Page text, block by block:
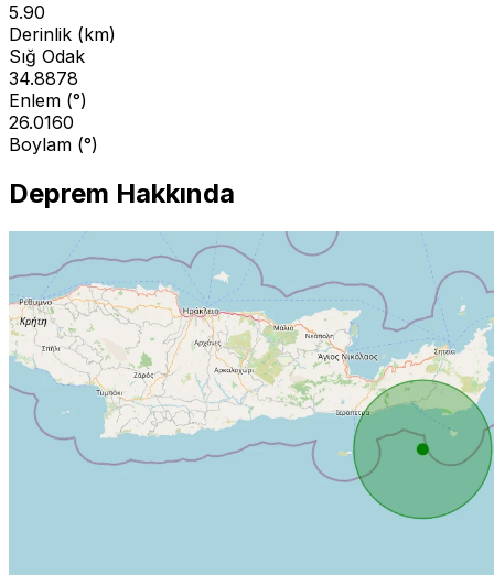
5.90
Derinlik (km)
Sığ Odak
34.8878
Enlem (°)
26.0160
Boylam (°)
Deprem Hakkında